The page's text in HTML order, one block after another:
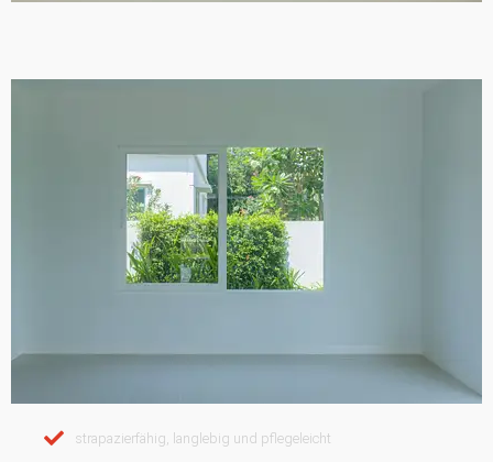
strapazierfähig, langlebig und pflegeleicht